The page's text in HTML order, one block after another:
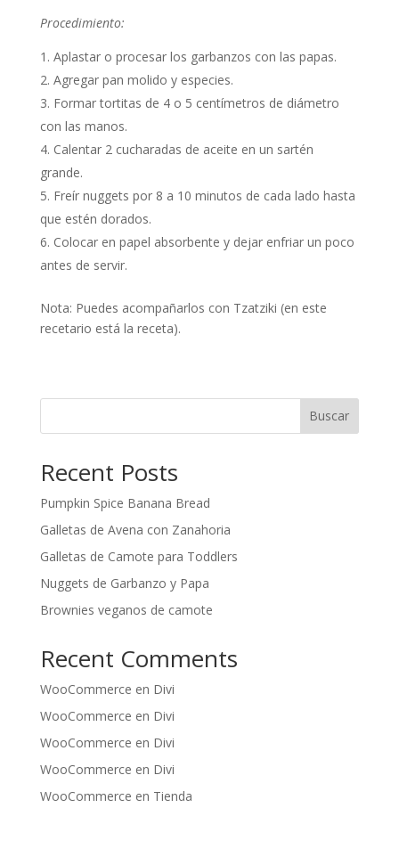
Procedimiento:
Aplastar o procesar los garbanzos con las papas.
Agregar pan molido y especies.
Formar tortitas de 4 o 5 centímetros de diámetro
con las manos.
Calentar 2 cucharadas de aceite en un sartén
grande.
Freír nuggets por 8 a 10 minutos de cada lado hasta
que estén dorados.
Colocar en papel absorbente y dejar enfriar un poco
antes de servir.
Nota: Puedes acompañarlos con Tzatziki (en este
recetario está la receta).
Buscar
Recent Posts
Pumpkin Spice Banana Bread
Galletas de Avena con Zanahoria
Galletas de Camote para Toddlers
Nuggets de Garbanzo y Papa
Brownies veganos de camote
Recent Comments
WooCommerce en Divi
WooCommerce en Divi
WooCommerce en Divi
WooCommerce en Divi
WooCommerce en Tienda